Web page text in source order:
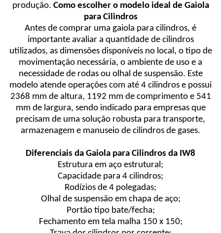
produção. Como escolher o modelo ideal de Gaiola
para Cilindros
Antes de comprar uma gaiola para cilindros, é
importante avaliar a quantidade de cilindros
utilizados, as dimensões disponíveis no local, o tipo de
movimentação necessária, o ambiente de uso e a
necessidade de rodas ou olhal de suspensão. Este
modelo atende operações com até 4 cilindros e possui
2368 mm de altura, 1192 mm de comprimento e 541
mm de largura, sendo indicado para empresas que
precisam de uma solução robusta para transporte,
armazenagem e manuseio de cilindros de gases.
Diferenciais da Gaiola para Cilindros da IW8
Estrutura em aço estrutural;
Capacidade para 4 cilindros;
Rodízios de 4 polegadas;
Olhal de suspensão em chapa de aço;
Portão tipo bate/fecha;
Fechamento em tela malha 150 x 150;